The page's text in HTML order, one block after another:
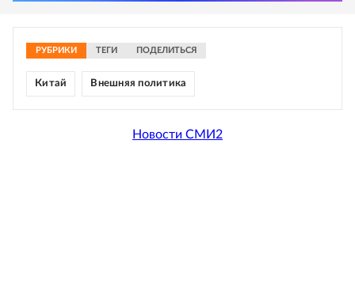
РУБРИКИ ТЕГИ ПОДЕЛИТЬСЯ
Китай Внешняя политика
Новости СМИ2